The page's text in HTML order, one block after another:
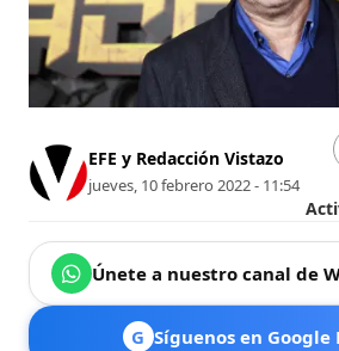
EFE y Redacción Vistazo
jueves, 10 febrero 2022 - 11:54
Únete a nuestro canal de
G Síguenos en Google